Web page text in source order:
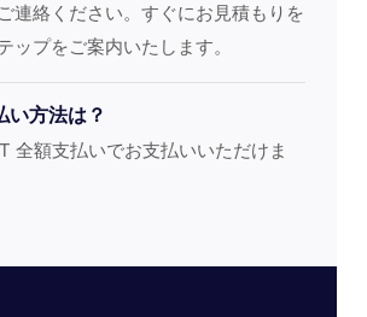
連絡ください。すぐにお見積もりを
ップをご案内いたします。
い方法は？
全額支払いでお支払いいただけま